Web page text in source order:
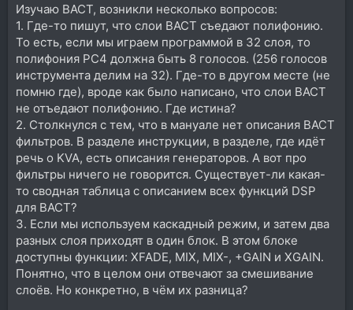
Изучаю ВАСТ, возникли несколько вопросов:
1. Где-то пишут, что слои ВАСТ съедают полифонию.
То есть, если мы играем программой в 32 слоя, то
полифония PC4 должна быть 8 голосов. (256 голосов
инструмента делим на 32). Где-то в другом месте (не
помню где), вроде как было написано, что слои ВАСТ
не отъедают полифонию. Где истина?
2. Столкнулся с тем, что в мануале нет описания ВАСТ
фильтров. В разделе инструкции, в разделе, где идёт
речь о KVA, есть описания генераторов. А вот про
фильтры ничего не говорится. Существует-ли какая-
то сводная таблица с описанием всех функций DSP
для ВАСТ?
3. Если мы используем каскадный режим, и затем два
разных слоя приходят в один блок. В этом блоке
доступны функции: XFADE, MIX, MIX-, +GAIN и XGAIN.
Понятно, что в целом они отвечают за смешивание
слоёв. Но конкретно, в чём их разница?